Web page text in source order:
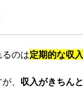
のは定期的な収
、 収入がきちん